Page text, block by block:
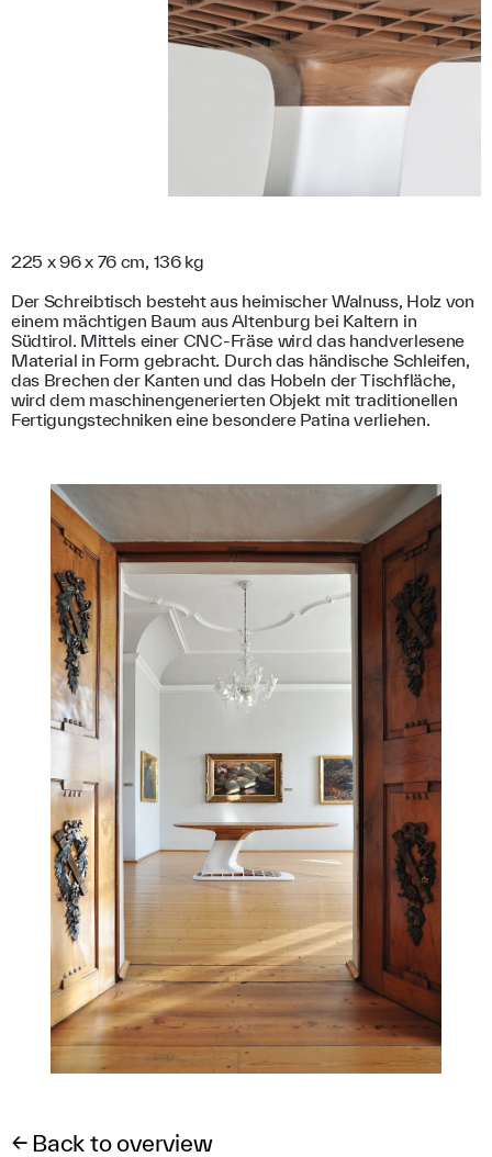
225 x 96 x 76 cm, 136 kg
Der Schreibtisch besteht aus heimischer Walnuss, Holz von
einem mächtigen Baum aus Altenburg bei Kaltern in
Südtirol. Mittels einer CNC-Fräse wird das handverlesene
Material in Form gebracht. Durch das händische Schleifen,
das Brechen der Kanten und das Hobeln der Tischfläche,
wird dem maschinengenerierten Objekt mit traditionellen
Fertigungstechniken eine besondere Patina verliehen.
← Back to overview